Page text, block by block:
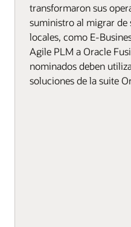
transformaron sus
suministro al migrar de
locales, como E-
Agile PLM a Oracle
nominados deben
soluciones de la suite